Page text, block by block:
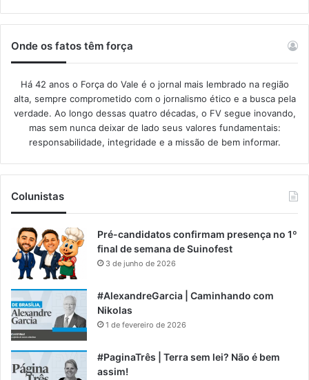
Onde os fatos têm força
Há 42 anos o Força do Vale é o jornal mais lembrado na região
alta, sempre comprometido com o jornalismo ético e a busca pela
verdade. Ao longo dessas quatro décadas, o FV segue inovando,
mas sem nunca deixar de lado seus valores fundamentais:
responsabilidade, integridade e a missão de bem informar.​
Colunistas
Pré-candidatos confirmam presença no 1º
final de semana de Suinofest
3 de junho de 2026
#AlexandreGarcia | Caminhando com
Nikolas
1 de fevereiro de 2026
#PaginaTrês | Terra sem lei? Não é bem
assim!